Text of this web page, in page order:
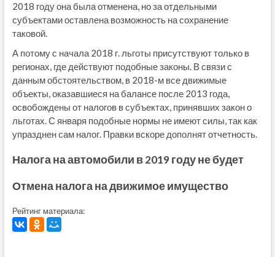
2018 году она была отменена, но за отдельными
субъектами оставлена возможность на сохранение
таковой.
А потому с начала 2018 г. льготы присутствуют только в
регионах, где действуют подобные законы. В связи с
данным обстоятельством, в 2018-м все движимые
объекты, оказавшиеся на балансе после 2013 года,
освобождены от налогов в субъектах, принявших закон о
льготах. С января подобные нормы не имеют силы, так как
упразднен сам налог. Правки вскоре дополнят отчетность.
Налога на автомобили в 2019 году не будет
Отмена налога на движимое имущество
Рейтинг материала: